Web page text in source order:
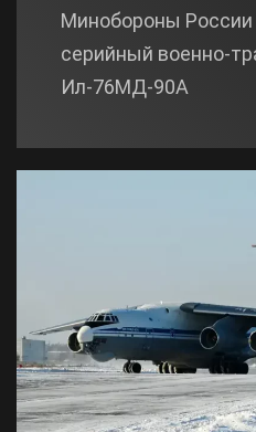
Минобороны России
серийный военно-
Ил-76МД-90А